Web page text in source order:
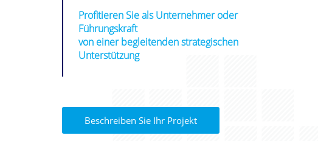
Profitieren Sie als Unternehmer oder
Führungskraft
von einer begleitenden strategischen
Unterstützung
Beschreiben Sie Ihr Projekt